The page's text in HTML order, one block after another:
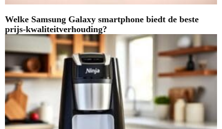
Welke Samsung Galaxy smartphone biedt de beste
prijs-kwaliteitverhouding?